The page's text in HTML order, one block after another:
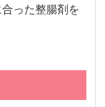
った整腸剤を